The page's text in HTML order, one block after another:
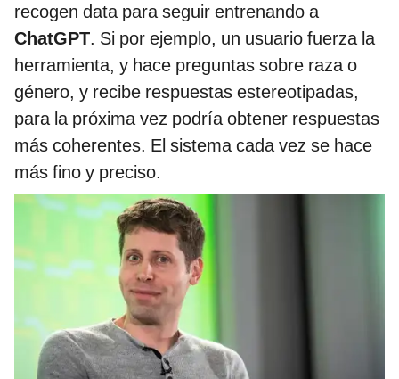
recogen data para seguir entrenando a
ChatGPT. Si por ejemplo, un usuario fuerza la
herramienta, y hace preguntas sobre raza o
género, y recibe respuestas estereotipadas,
para la próxima vez podría obtener respuestas
más coherentes. El sistema cada vez se hace
más fino y preciso.